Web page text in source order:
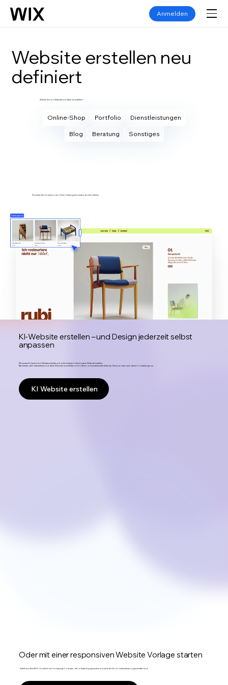
Anmelden
Website erstellen neu
definiert
Welche Art von Website möchtest du erstellen?
Online-Shop Portfolio Dienstleistungen
Blog Beratung Sonstiges
Probiere Wix kostenlos aus. Keine Zahlungsinformationen erforderlich.
KI-Website erstellen – und Design jederzeit selbst
anpassen
Mit unserer KI kannst du in Minutenschnelle und ohne Aufwand deine eigene Website erstellen:
Beschreibe dein Unternehmen und deine Wünsche und erhalte sofort deine voll einsatzbereite Website. Passe sie dann nach deinen Vorstellungen an.
KI Website erstellen
Oder mit einer responsiven Website Vorlage starten
Wähle aus über 800+ kostenlosen Homepage Vorlagen, die vollständig anpassbar und auf jede Art von Unternehmen zugeschnitten sind.